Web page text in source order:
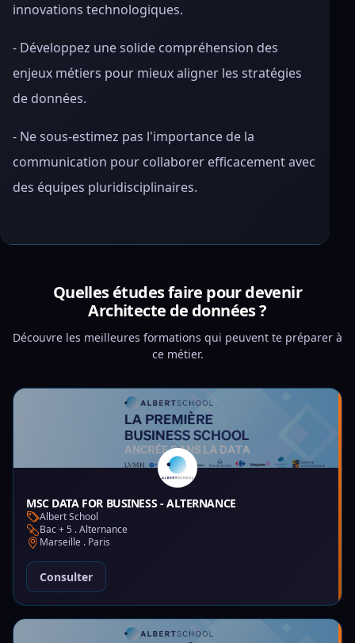
innovations technologiques.
- Développez une solide compréhension des
enjeux métiers pour mieux aligner les stratégies
de données.
- Ne sous-estimez pas l'importance de la
communication pour collaborer efficacement avec
des équipes pluridisciplinaires.
Quelles études faire pour devenir
Architecte de données ?
Découvre les meilleures formations qui peuvent te préparer à
ce métier.
MSC DATA FOR BUSINESS - ALTERNANCE
Albert School
Bac + 5 . Alternance
Marseille . Paris
Consulter